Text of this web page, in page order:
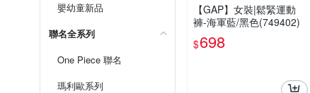
嬰幼童新品
聯名全系列
One Piece 聯名
瑪利歐系列
【GAP】女裝|鬆緊運動
褲-海軍藍/黑色(749402)
$698